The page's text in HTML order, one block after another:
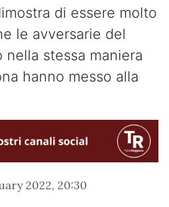
di essere molto
le avversarie del
stessa maniera
hanno messo alla
2022, 20:30